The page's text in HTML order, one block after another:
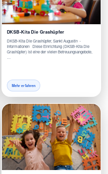
DKSB-Kita Die Grashüpfer
DKSB-Kita Die Grashüpfer, Sankt Augustin -
Informationen Diese Einrichtung (DKSB-Kita Die
Grashüpfer) ist eine der vielen Betreuungsangebote,
Mehr erfahren